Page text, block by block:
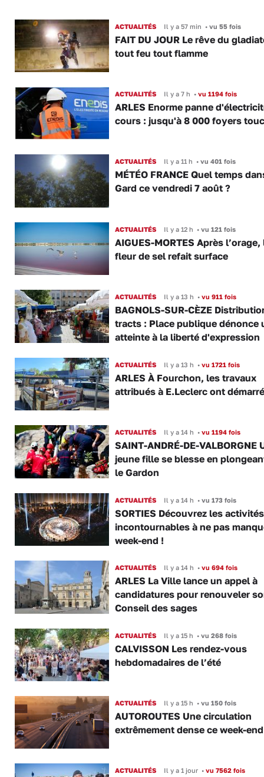
ACTUALITÉS Il y a 57 min •vu 55 fois
FAIT DU JOUR Le rêve du
tout feu tout flamme
ACTUALITÉS Il y a 7 h •vu 1194 fois
ARLES Enorme panne
cours : jusqu'à 8 000 foyers
ACTUALITÉS Il y a 11 h •vu 401 fois
MÉTÉO FRANCE Quel temps
Gard ce vendredi 7 août ?
ACTUALITÉS Il y a 12 h •vu 121 fois
AIGUES-MORTES Après l’orage,
fleur de sel refait surface
ACTUALITÉS Il y a 13 h •vu 911 fois
BAGNOLS-SUR-CÈZE
tracts : Place publique dénonce
atteinte à la liberté d'expression
ACTUALITÉS Il y a 13 h •vu 1721 fois
ARLES À Fourchon, les travaux
attribués à E.Leclerc ont démarré
ACTUALITÉS Il y a 14 h •vu 1194 fois
SAINT-ANDRÉ-DE-VALBORGNE
jeune fille se blesse en
le Gardon
ACTUALITÉS Il y a 14 h •vu 173 fois
SORTIES Découvrez les activités
incontournables à ne pas
week-end !
ACTUALITÉS Il y a 14 h •vu 694 fois
ARLES La Ville lance un appel à
candidatures pour renouveler
Conseil des sages
ACTUALITÉS Il y a 15 h •vu 268 fois
CALVISSON Les rendez-vous
hebdomadaires de l’été
ACTUALITÉS Il y a 15 h •vu 150 fois
AUTOROUTES Une circulation
extrêmement dense ce week-end
ACTUALITÉS Il y a 1 jour •vu 7562 fois